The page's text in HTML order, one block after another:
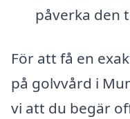
påverka den
För att få en
på golvvård i
vi att du begär